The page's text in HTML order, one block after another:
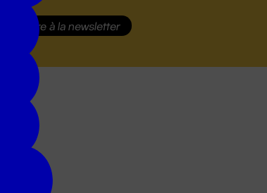
S'inscrire à la newsletter